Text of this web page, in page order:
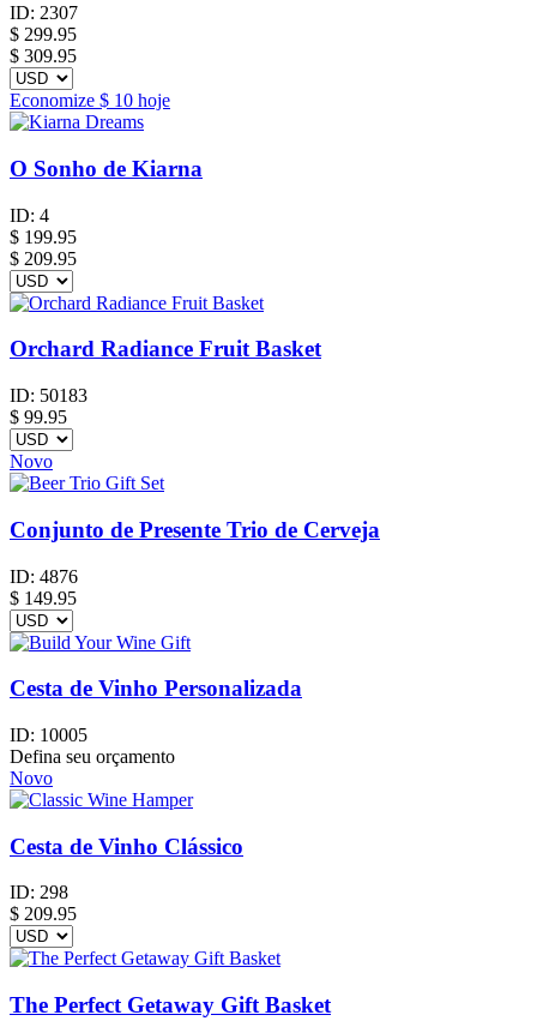
ID: 2307
$ 299.95
$ 309.95
Economize $ 10 hoje
O Sonho de Kiarna
ID: 4
$ 199.95
$ 209.95
Orchard Radiance Fruit Basket
ID: 50183
$ 99.95
Novo
Conjunto de Presente Trio de Cerveja
ID: 4876
$ 149.95
Cesta de Vinho Personalizada
ID: 10005
Defina seu orçamento
Novo
Cesta de Vinho Clássico
ID: 298
$ 209.95
The Perfect Getaway Gift Basket